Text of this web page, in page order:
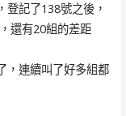
登記了138號之後，
還有20組的差距
，連續叫了好多組都